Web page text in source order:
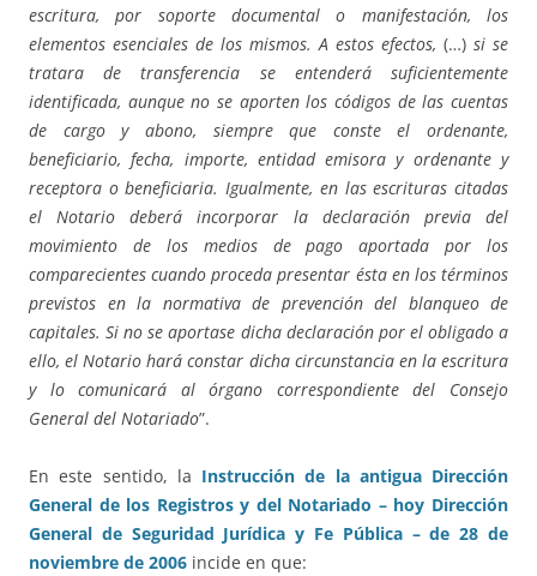
escritura, por soporte documental o manifestación, los
elementos esenciales de los mismos. A estos efectos, (…) si se
tratara de transferencia se entenderá suficientemente
identificada, aunque no se aporten los códigos de las cuentas
de cargo y abono, siempre que conste el ordenante,
beneficiario, fecha, importe, entidad emisora y ordenante y
receptora o beneficiaria. Igualmente, en las escrituras citadas
el Notario deberá incorporar la declaración previa del
movimiento de los medios de pago aportada por los
comparecientes cuando proceda presentar ésta en los términos
previstos en la normativa de prevención del blanqueo de
capitales. Si no se aportase dicha declaración por el obligado a
ello, el Notario hará constar dicha circunstancia en la escritura
y lo comunicará al órgano correspondiente del Consejo
General del Notariado”.
En este sentido, la Instrucción de la antigua Dirección
General de los Registros y del Notariado – hoy Dirección
General de Seguridad Jurídica y Fe Pública – de 28 de
noviembre de 2006 incide en que: